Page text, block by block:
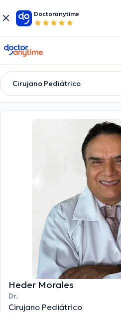
Doctoranytime
doctoranytime
Cirujano Pediátrico
Heder Morales
Dr.
Cirujano Pediátrico